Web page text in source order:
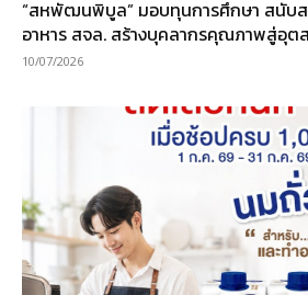
“สหพัฒนพิบูล” มอบทุนการศึกษา สนับ
อาหาร สจล. สร้างบุคลากรคุณภาพสู่อุต
10/07/2026